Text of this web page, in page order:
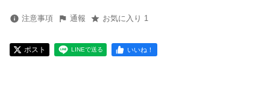
注意事項 通報 お気に入り 1
ポスト LINEで送る いいね！